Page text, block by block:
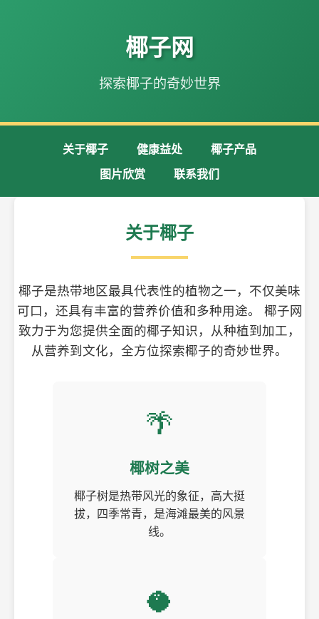
椰子网
探索椰子的奇妙世界
关于椰子 健康益处
椰子产品
图片欣赏
联系我们
关于椰子
椰子是热带地区最具代表性的植物之一，不仅美味
可口，还具有丰富的营养价值和多种用途。 椰子网
致力于为您提供全面的椰子知识，从种植到加工，
从营养到文化，全方位探索椰子的奇妙世界。
🌴
椰树之美
椰子树是热带风光的象征，高大挺
拔，四季常青，是海滩最美的风景
线。
🥥